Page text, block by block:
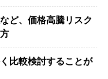
ど、価格高騰リスク
比較検討することが